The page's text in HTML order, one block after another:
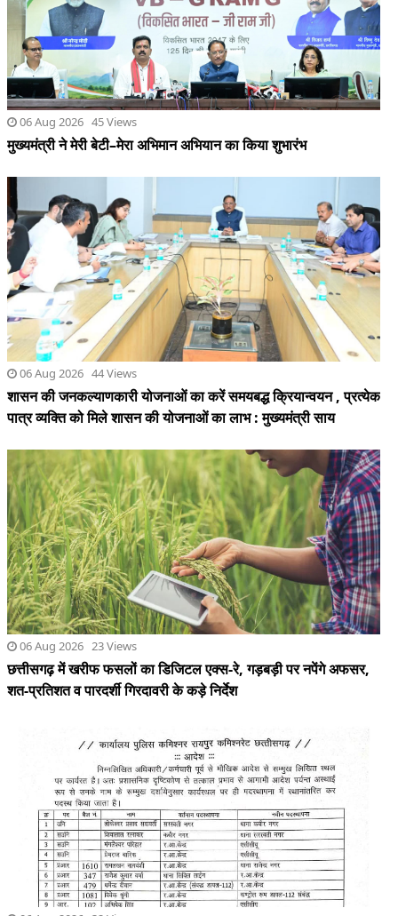
06 Aug 2026 44 Views
शासन की जनकल्याणकारी योजनाओं का करें समयबद्ध क्रियान्वयन , प्रत्येक
पात्र व्यक्ति को मिले शासन की योजनाओं का लाभ : मुख्यमंत्री साय
06 Aug 2026 23 Views
छत्तीसगढ़ में खरीफ फसलों का डिजिटल एक्स-रे, गड़बड़ी पर नपेंगे अफसर,
शत-प्रतिशत व पारदर्शी गिरदावरी के कड़े निर्देश
06 Aug 2026 32 Views
रायपुर पुलिस कमिश्नरेट में 34 पुलिस कर्मियों के हुए तबादले